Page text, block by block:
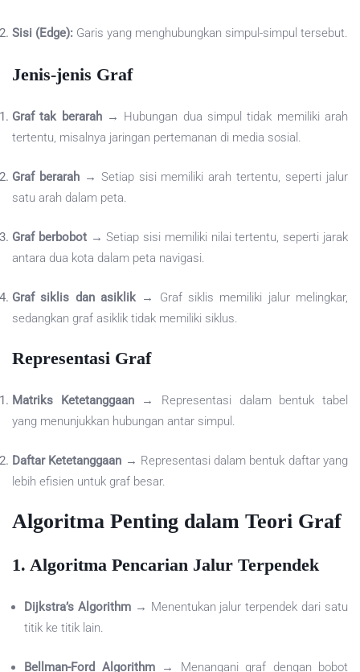
Sisi (Edge): Garis yang menghubungkan simpul-simpul tersebut.
Jenis-jenis Graf
Graf tak berarah→ Hubungan dua simpul tidak memiliki arah
tertentu, misalnya jaringan pertemanan di media sosial.
Graf berarah→ Setiap sisi memiliki arah tertentu, seperti jalur
satu arah dalam peta.
Graf berbobot→ Setiap sisi memiliki nilai tertentu, seperti jarak
antara dua kota dalam peta navigasi.
Graf siklis dan asiklik→ Graf siklis memiliki jalur melingkar,
sedangkan graf asiklik tidak memiliki siklus.
Representasi Graf
Matriks Ketetanggaan→ Representasi dalam bentuk tabel
yang menunjukkan hubungan antar simpul.
Daftar Ketetanggaan → Representasi dalam bentuk daftar yang
lebih efisien untuk graf besar.
Algoritma Penting dalam Teori Graf
1. Algoritma Pencarian Jalur Terpendek
Dijkstra’s Algorithm→ Menentukan jalur terpendek dari satu
titik ke titik lain.
Bellman-Ford Algorithm→ Menangani graf dengan bobot